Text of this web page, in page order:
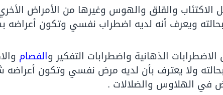
الاكتئاب والقلق والهوس وغيرها من الأمراض
ويعرف أنه لديه اضطراب نفسي وتكون أعراضه
الاضطرابات الذهانية واضطرابات التفكير والفصام
ولا يعترف بأن لديه مرض نفسي وتكون أعراضه
في الهلاوس والضلالات .